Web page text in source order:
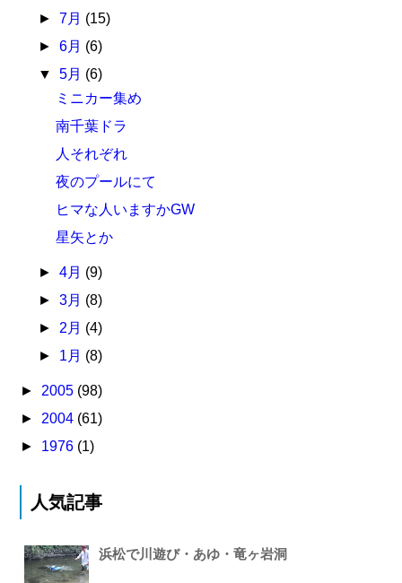
► 7月 (15)
► 6月 (6)
▼ 5月 (6)
ミニカー集め
南千葉ドラ
人それぞれ
夜のプールにて
ヒマな人いますかGW
星矢とか
► 4月 (9)
► 3月 (8)
► 2月 (4)
► 1月 (8)
► 2005 (98)
► 2004 (61)
► 1976 (1)
人気記事
浜松で川遊び・あゆ・竜ヶ岩洞